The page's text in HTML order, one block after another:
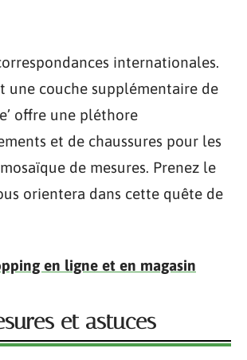
internationales.
une couche supplémentaire de
offre une pléthore
et de chaussures pour les
de mesures. Prenez le
orientera dans cette quête de
en ligne et en magasin
et astuces